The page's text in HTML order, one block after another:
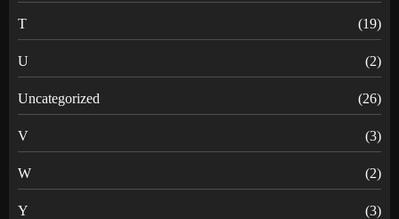
T (19)
U (2)
Uncategorized (26)
V (3)
W (2)
Y (3)